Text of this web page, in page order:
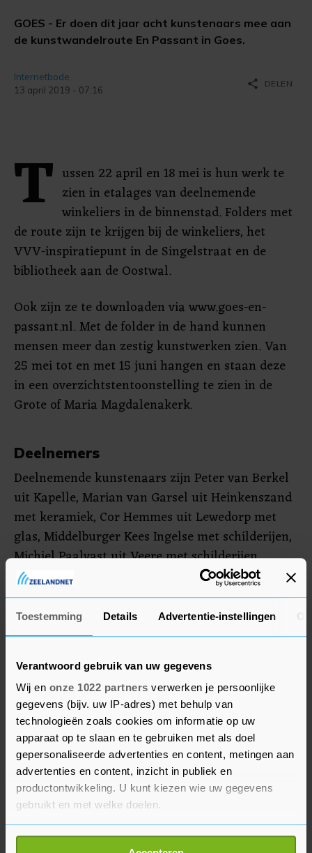
Toestemming Details Advertentie-instellingen
Verantwoord gebruik van uw gegevens
Wij en onze 1022 partners verwerken je persoonlijke
gegevens (bijv. uw IP-adres) met behulp van
technologieën zoals cookies om informatie op uw
apparaat op te slaan en te gebruiken met als doel
gepersonaliseerde advertenties en content, metingen aan
advertenties en content, inzicht in publiek en
productontwikkeling. U kunt kiezen wie uw gegevens
gebruikt en met welke doelen.
Als u het toestaat, willen we ook graag:
GOES - Er doen dit jaar acht kunstenaars mee aan
de kunstwandelroute En Passant in Goes.
Internetbode
13 april 2019 - 07:16
share DELEN
T ussen 22 april en 18 mei is hun werk te
zien in etalages van deelnemende
winkeliers in de binnenstad. Folders met
de route zijn te krijgen bij de winkeliers, het
VVV-inspiratiepunt in de Singelstraat en de
bibliotheek aan de Oostwal.
Ook zijn ze te downloaden via www.goes-en-
passant.nl. Met de folder in de hand kunnen
mensen meer dan zestig kunstwerken zien. Van
25 mei tot en met 15 juni hangen en staan deze
in een overzichtstentoonstelling te zien in de
Grote of Maria Magdalenakerk.
Deelnemers
Deelnemende kunstenaars zijn Peter van Berkel
uit Kapelle, Marian van Garsel uit Heinkenszand
met keramiek, Cor Hemmes uit Lewedorp met
glas, Middelburger Kees Ingelse met schilderijen,
Michiel Paalvast uit Veere met schilderijen,
schilder Jos Pielage uit Middelburg, Frida van
Overbeeke uit Goes met bronzen beelden en Jack
Willemsen uit Goes, die beelden maakt van rvs.